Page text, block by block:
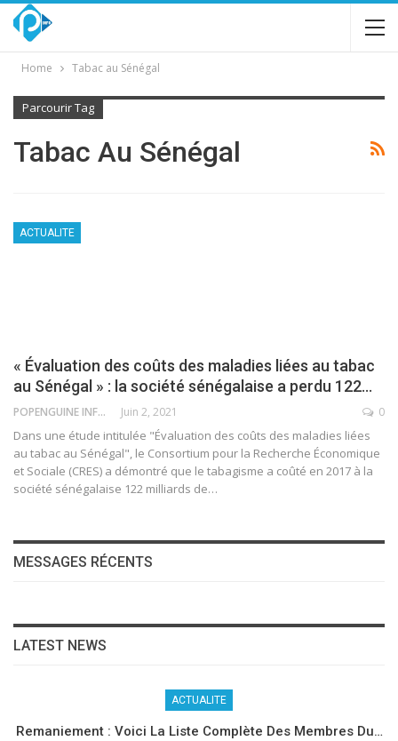
Home Tabac au Sénégal
Parcourir Tag
Tabac Au Sénégal
ACTUALITE
« Évaluation des coûts des maladies liées au tabac
au Sénégal » : la société sénégalaise a perdu 122…
POPENGUINE INFO Juin 2, 2021 0
Dans une étude intitulée "Évaluation des coûts des maladies liées
au tabac au Sénégal", le Consortium pour la Recherche Économique
et Sociale (CRES) a démontré que le tabagisme a coûté en 2017 à la
société sénégalaise 122 milliards de…
MESSAGES RÉCENTS
LATEST NEWS
ACTUALITE
Remaniement : Voici La Liste Complète Des Membres Du…